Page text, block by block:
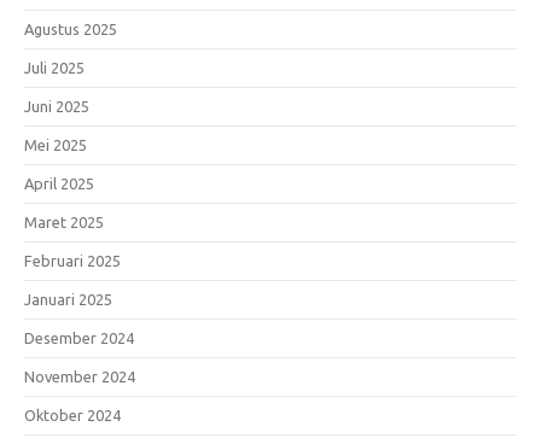
Agustus 2025
Juli 2025
Juni 2025
Mei 2025
April 2025
Maret 2025
Februari 2025
Januari 2025
Desember 2024
November 2024
Oktober 2024